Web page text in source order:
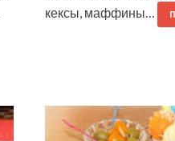
кексы, маффины…